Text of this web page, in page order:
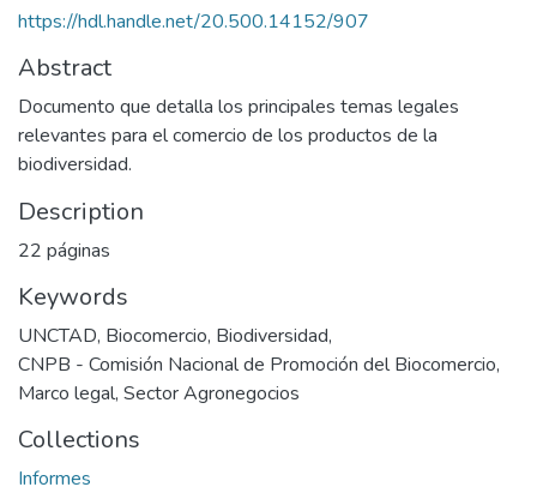
https://hdl.handle.net/20.500.14152/907
Abstract
Documento que detalla los principales temas legales
relevantes para el comercio de los productos de la
biodiversidad.
Description
22 páginas
Keywords
UNCTAD, Biocomercio, Biodiversidad,
CNPB - Comisión Nacional de Promoción del Biocomercio,
Marco legal, Sector Agronegocios
Collections
Informes